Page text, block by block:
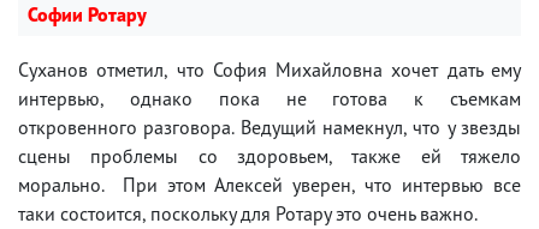
Софии Ротару
Суханов отметил, что София Михайловна хочет дать ему
интервью, однако пока не готова к съемкам
откровенного разговора. Ведущий намекнул, что у звезды
сцены проблемы со здоровьем, также ей тяжело
морально. При этом Алексей уверен, что интервью все
таки состоится, поскольку для Ротару это очень важно.